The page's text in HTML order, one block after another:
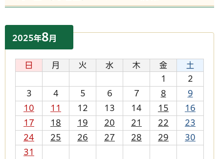
2025年8月
日 月 火 水 木 金
土
1
2
3
4 5 6 7 8
9
10
11 12 13 14 15
16
17
18 19 20 21 22
23
24
25 26 27 28 29
30
31